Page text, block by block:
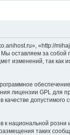
«http://
оставляем за собой
изменений, так
лицензии GPL для
национальной
таких